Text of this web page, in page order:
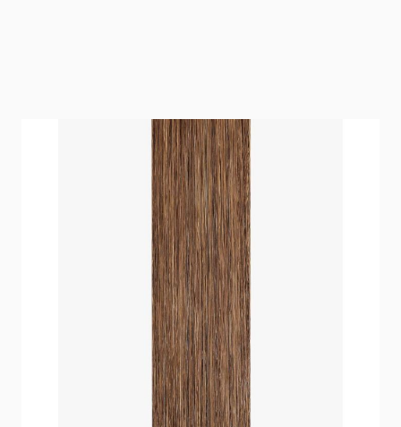
Unsere neuen und verbesserten hairtalk Standard
Tape Extensions bieten denselben diskreten Look
mit optimierter Leistung und höherer Haltbarkeit.
załóż kontoaby zakupić ten artykuł.